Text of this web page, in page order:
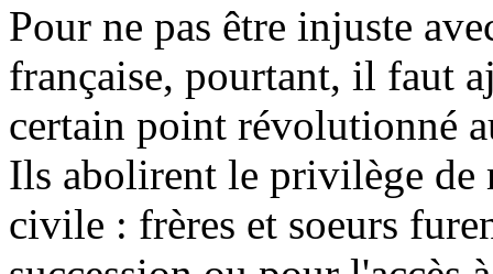
Pour ne pas être injuste
française, pourtant, il faut
certain point révolutionné
Ils abolirent le privilège de
civile : frères et soeurs